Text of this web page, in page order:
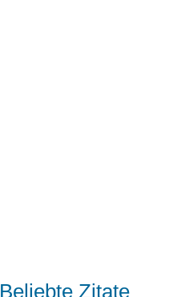
Beliebte Zitate